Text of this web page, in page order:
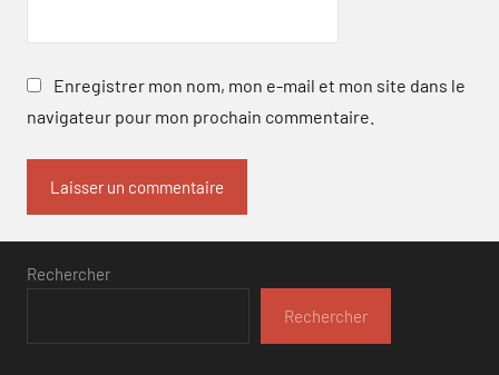
Enregistrer mon nom, mon e-mail et mon site dans le
navigateur pour mon prochain commentaire.
Rechercher
Rechercher